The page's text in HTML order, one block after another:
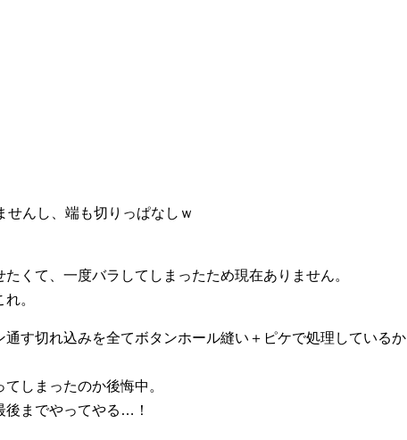
んし、端も切りっぱなしｗ
くて、一度バラしてしまったため現在ありません。
。
す切れ込みを全てボタンホール縫い＋ピケで処理しているか
しまったのか後悔中。
後までやってやる…！